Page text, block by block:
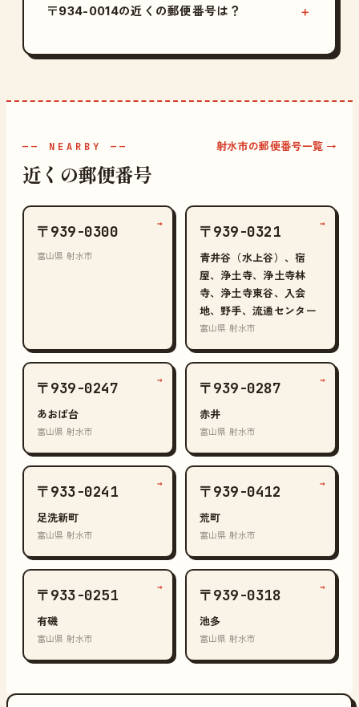
〒934-0014の近くの郵便番号は？
—— NEARBY ——
近くの郵便番号
射水市の郵便番号一覧 →
〒939-0300
富山県 射水市
→ 〒939-0321
青井谷（水上谷）、宿
屋、浄土寺、浄土寺林
寺、浄土寺東谷、入会
地、野手、流通センター
富山県 射水市
→
〒939-0247
あおば台
富山県 射水市
→ 〒939-0287
赤井
富山県 射水市
→
〒933-0241
足洗新町
富山県 射水市
→ 〒939-0412
荒町
富山県 射水市
→
〒933-0251
有磯
富山県 射水市
→ 〒939-0318
池多
富山県 射水市
→